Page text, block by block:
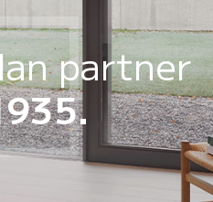
partner